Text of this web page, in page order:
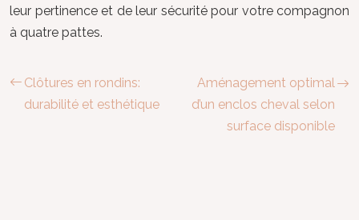
leur pertinence et de leur sécurité pour votre compagnon
à quatre pattes.
Clôtures en rondins:
durabilité et esthétique
Aménagement optimal
d’un enclos cheval selon
surface disponible